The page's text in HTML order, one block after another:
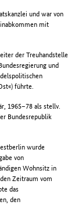
und war von
mit
der Treuhandstelle
und
führte.
1965–78 als stellv.
Bundesrepublik
wurde
von
Wohnsitz in
Zeitraum vom
das
den